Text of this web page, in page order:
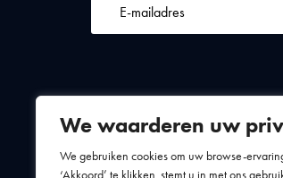
We waarderen uw
We gebruiken cookies om uw browse-
‘Akkoord’ te klikken, stemt u in met ons
Algemene voorwaardenPrivacy